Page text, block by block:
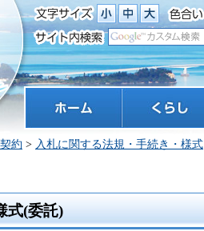
約 > 入札に関する法規・手続き・様式
式(委託)